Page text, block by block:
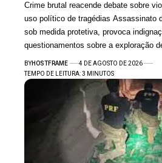
Crime brutal reacende debate sobre
uso político de tragédias Assassinato
sob medida protetiva, provoca
questionamentos sobre a exploração
BYHOSTFRAME
4 DE AGOSTO DE 2026
TEMPO DE LEITURA: 3 MINUTOS